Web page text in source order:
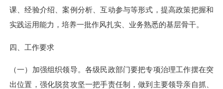
课、经验介绍、案例分析、互动参与等形式，提高政策把握和
实践运用能力，培养一批作风扎实、业务熟悉的基层骨干。
四、工作要求
（一）加强组织领导。各级民政部门要把专项治理工作摆在突
出位置，强化脱贫攻坚一把手责任制，做到主要领导亲自抓、